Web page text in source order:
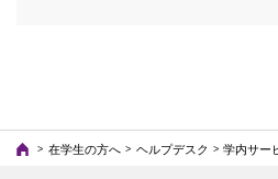
在学生の方へ ヘルプデスク 学内サー